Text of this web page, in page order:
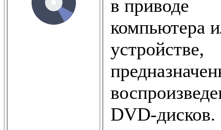
в приводе
компьютера
устройстве,
DVD-